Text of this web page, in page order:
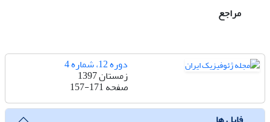
مراجع
دوره 12، شماره 4
زمستان 1397
صفحه157-171